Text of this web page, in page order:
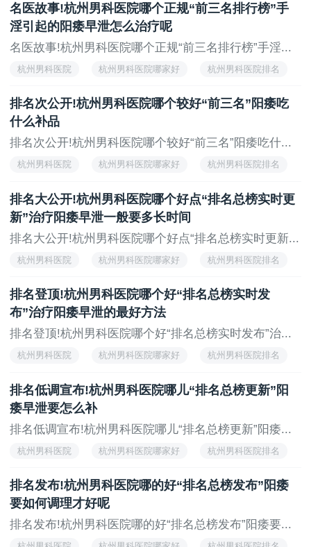
名医故事!杭州男科医院哪个正规“前三名排行榜”手
淫引起的阳痿早泄怎么治疗呢
名医故事!杭州男科医院哪个正规“前三名排行榜”手淫...
杭州男科医院 杭州男科医院哪家好 杭州男科医院排名
排名次公开!杭州男科医院哪个较好“前三名”阳痿吃
什么补品
排名次公开!杭州男科医院哪个较好“前三名”阳痿吃什...
杭州男科医院 杭州男科医院哪家好 杭州男科医院排名
排名大公开!杭州男科医院哪个好点“排名总榜实时更
新”治疗阳痿早泄一般要多长时间
排名大公开!杭州男科医院哪个好点“排名总榜实时更新...
杭州男科医院 杭州男科医院哪家好 杭州男科医院排名
排名登顶!杭州男科医院哪个好“排名总榜实时发
布”治疗阳痿早泄的最好方法
排名登顶!杭州男科医院哪个好“排名总榜实时发布”治...
杭州男科医院 杭州男科医院哪家好 杭州男科医院排名
排名低调宣布!杭州男科医院哪儿“排名总榜更新”阳
痿早泄要怎么补
排名低调宣布!杭州男科医院哪儿“排名总榜更新”阳痿...
杭州男科医院 杭州男科医院哪家好 杭州男科医院排名
排名发布!杭州男科医院哪的好“排名总榜发布”阳痿
要如何调理才好呢
排名发布!杭州男科医院哪的好“排名总榜发布”阳痿要...